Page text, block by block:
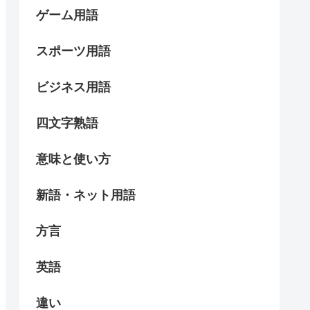
ゲーム用語
スポーツ用語
ビジネス用語
四文字熟語
意味と使い方
新語・ネット用語
方言
英語
違い